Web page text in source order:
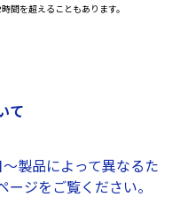
間を超えることもあります。
て
製品によって異なるた
ジをご覧ください。